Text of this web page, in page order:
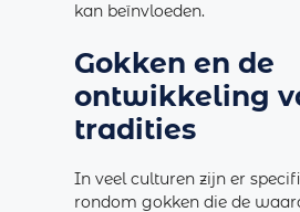
kan beïnvloeden.
Gokken en de
ontwikkeling
tradities
In veel culturen zijn er
rondom gokken die de